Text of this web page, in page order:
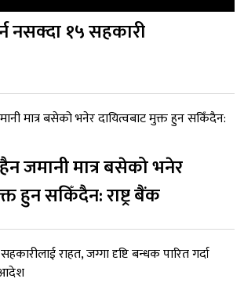
नसक्दा १५ सहकारी
जमानी मात्र बसेको भनेर
हुन सकिँदैन: राष्ट्र बैंक